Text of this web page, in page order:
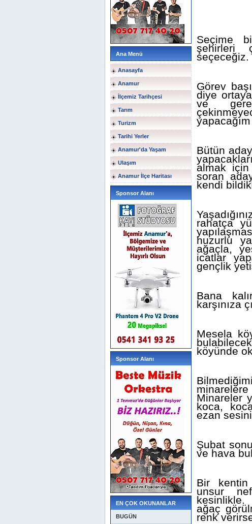
Ana Menü
Anasayfa
Anamur
İlçemiz Tarihçesi
Tarım
Turizm
Tarihi Yerler
Anamur'da Yaşam
Ulaşım
Anamur İlçe Haritası
Sponsor Alanı
Sponsor Alanı
EN ÇOK OKUNANLAR
BUGÜN
Seçime
şehirleri
seçeceğiz.
Görev
diye
ve
Bütün
almak
soran
kendi
rahatça
huzurlu
ağaçla,
icatlar
gençlik
Bana
karşınıza
Mesela
köyünde
Minareler
koca,
ezan
Şubat
ve hava
Bir kentin
unsur
kesinlikle.
ağaç
renk